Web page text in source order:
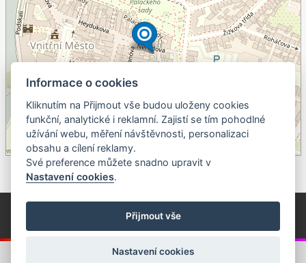
©OpenStreetMapcontributors.
© Píseckem / Kalendárium (Změna programu vyhrazena!)
(Cookies)
© 2018 - 2026 Realizace a správa webu:
Informace o cookies
Kliknutím na Přijmout vše budou uloženy cookies
funkční, analytické i reklamní. Zajistí se tím pohodlné
užívání webu, měření návštěvnosti, personalizaci
obsahu a cílení reklamy.
Své preference můžete snadno upravit v
Nastavení cookies.
Přijmout vše
Nastavení cookies